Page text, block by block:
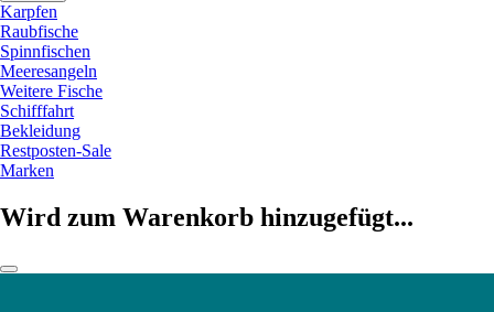
Karpfen
Raubfische
Spinnfischen
Meeresangeln
Weitere Fische
Schifffahrt
Bekleidung
Restposten-Sale
Marken
Wird zum Warenkorb hinzugefügt...